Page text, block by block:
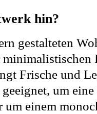
hin?
gestalteten
Frische und
um
um einem